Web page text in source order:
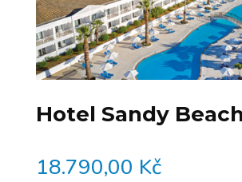
Hotel Sandy
18.790,00 Kč